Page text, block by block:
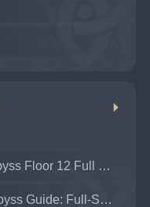
【Luna VIII】July Spiral Abyss Floor 12 Full Stars Guide
【Luna VII】June Spiral Abyss Guide: Full-Star Floor 12 Clear